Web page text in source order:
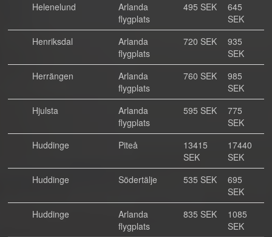
Helenelund
Arlanda
flygplats
495 SEK
645
SEK
Henriksdal
Arlanda
flygplats
720 SEK
935
SEK
Herrängen
Arlanda
flygplats
760 SEK
985
SEK
Hjulsta
Arlanda
flygplats
595 SEK
775
SEK
Huddinge
Piteå
13415
SEK
17440
SEK
Huddinge
Södertälje 535 SEK
695
SEK
Huddinge
Arlanda
flygplats
835 SEK
1085
SEK